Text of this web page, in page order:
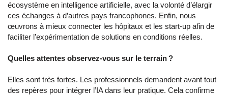
écosystème en intelligence artificielle, avec la volonté d’élargir
ces échanges à d’autres pays francophones. Enfin, nous
œuvrons à mieux connecter les hôpitaux et les start-up afin de
faciliter l’expérimentation de solutions en conditions réelles.
Quelles attentes observez-vous sur le terrain ?
Elles sont très fortes. Les professionnels demandent avant tout
des repères pour intégrer l’IA dans leur pratique. Cela confirme